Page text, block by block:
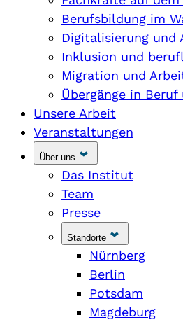
Berufsbildung im
Digitalisierung und
Inklusion und
Migration und
Übergänge in
Unsere Arbeit
Veranstaltungen
Über uns
Das Institut
Team
Presse
Standorte
Nürnberg
Berlin
Potsdam
Magdeburg